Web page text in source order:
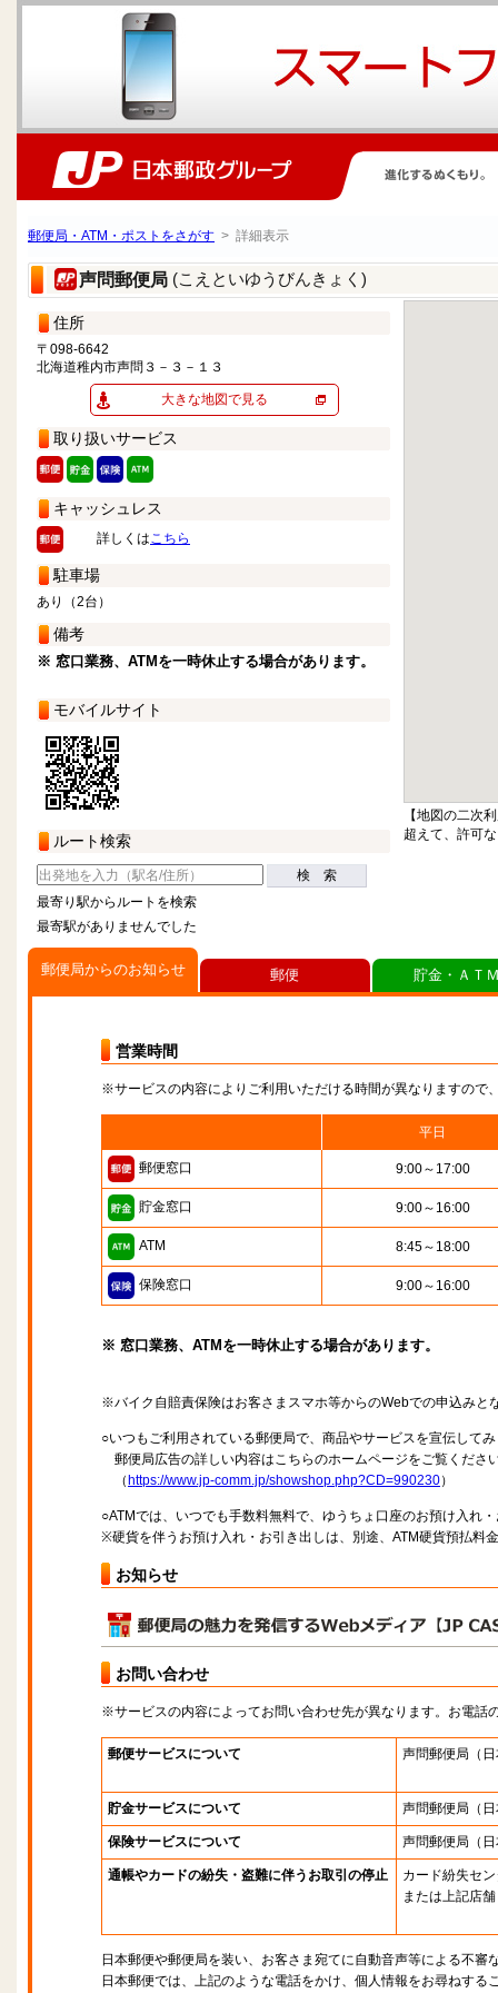
郵便局・ATM・ポストをさがす > 詳細表示
声問郵便局 (こえといゆうびんきょく)
住所
〒098-6642
北海道稚内市声問３－３－１３
大きな地図で見る
取り扱いサービス
キャッシュレス
詳しくはこちら
駐車場
あり（2台）
備考
※ 窓口業務、ATMを一時休止する場合があります。
モバイルサイト
ルート検索
検 索
最寄り駅からルートを検索
最寄駅がありませんでした
【地図の二次
超えて、許可
郵便局からのお知らせ
営業時間
※サービスの内容によりご利用いただける時間が異なりますので
平日
郵便窓口 9:00～17:00
貯金窓口 9:00～16:00
ATM 8:45～18:00
保険窓口 9:00～16:00
※ 窓口業務、ATMを一時休止する場合があります。
※バイク自賠責保険はお客さまスマホ等からのWebでの申込みと
○いつもご利用されている郵便局で、商品やサービスを宣伝して
郵便局広告の詳しい内容はこちらのホームページをご覧くださ
（ https://www.jp-comm.jp/showshop.php?CD=990230）
○ATMでは、いつでも手数料無料で、ゆうちょ口座のお預け入れ
※硬貨を伴うお預け入れ・お引き出しは、別途、ATM硬貨預払料
お知らせ
お問い合わせ
※サービスの内容によってお問い合わせ先が異なります。お電話
郵便サービスについて 声問郵便局 （
貯金サービスについて 声問郵便局 （
保険サービスについて 声問郵便局 （
通帳やカードの紛失・盗難に伴うお取引の停止
カード紛失セ
または上記店舗
日本郵便や郵便局を装い、お客さま宛てに自動音声等による不審
日本郵便では、上記のような電話をかけ、個人情報をお尋ねする
郵便 貯金・ＡＴ